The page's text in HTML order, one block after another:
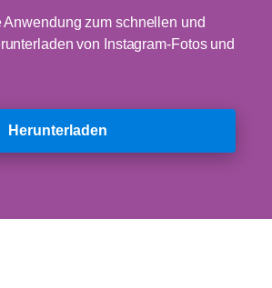
Anwendung zum schnellen und
von Instagram-Fotos und
Herunterladen